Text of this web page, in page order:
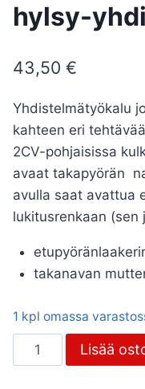
hylsy-
43,50 €
Yhdistelmätyökalu
kahteen eri
2CV-pohjaisissa
avaat takapyörän
avulla saat avattua
lukitusrenkaan (sen
takanavan
1 kpl omassa
Laakeriavain
/
Lisää